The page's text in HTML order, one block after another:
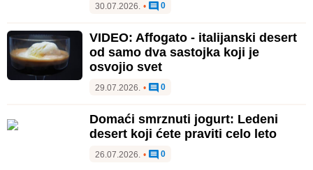
30.07.2026. • 0
VIDEO: Affogato - italijanski desert
od samo dva sastojka koji je
osvojio svet
29.07.2026. • 0
Domaći smrznuti jogurt: Ledeni
desert koji ćete praviti celo leto
26.07.2026. • 0